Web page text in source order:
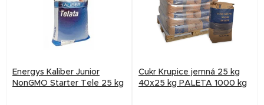
o
Energys Kaliber Junior
NonGMO Starter Tele 25 kg
Cukr Krupice jemná 25 kg
40x25 kg PALETA 1000 kg